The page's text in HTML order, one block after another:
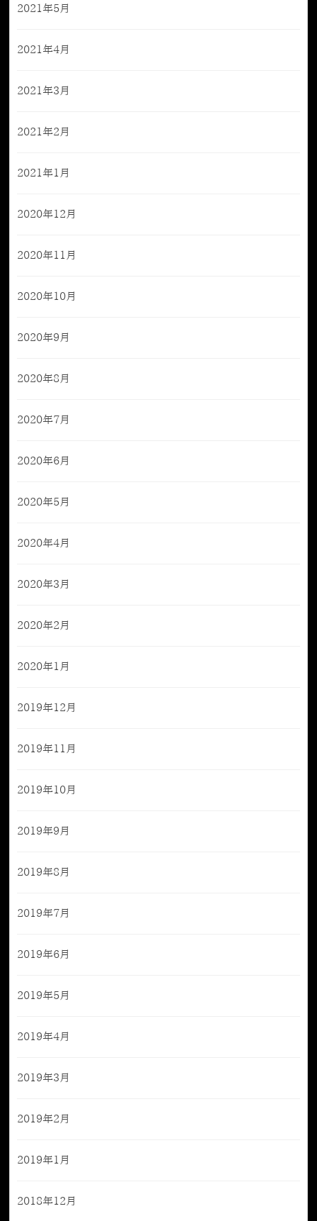
2021年5月
2021年4月
2021年3月
2021年2月
2021年1月
2020年12月
2020年11月
2020年10月
2020年9月
2020年8月
2020年7月
2020年6月
2020年5月
2020年4月
2020年3月
2020年2月
2020年1月
2019年12月
2019年11月
2019年10月
2019年9月
2019年8月
2019年7月
2019年6月
2019年5月
2019年4月
2019年3月
2019年2月
2019年1月
2018年12月